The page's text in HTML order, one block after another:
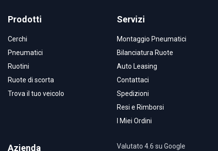
Prodotti
Cerchi
Pneumatici
Ruotini
Ruote di scorta
Trova il tuo veicolo
Servizi
Montaggio Pneumatici
Bilanciatura Ruote
Auto Leasing
Contattaci
Spedizioni
Resi e Rimborsi
I Miei Ordini
Azienda Valutato 4.6 su Google